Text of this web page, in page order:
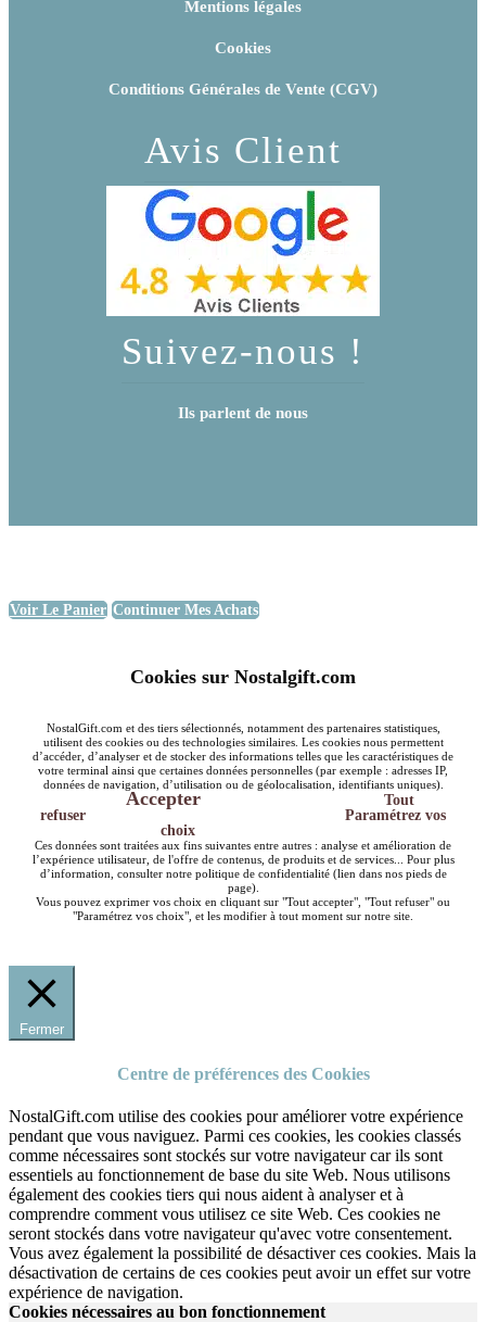
Mentions légales
Cookies
Conditions Générales de Vente (CGV)
Avis Client
Suivez-nous !
Ils parlent de nous
Voir Le Panier Continuer Mes Achats
Cookies sur Nostalgift.com
NostalGift.com et des tiers sélectionnés, notamment des partenaires statistiques,
utilisent des cookies ou des technologies similaires. Les cookies nous permettent
d’accéder, d’analyser et de stocker des informations telles que les caractéristiques de
votre terminal ainsi que certaines données personnelles (par exemple : adresses IP,
données de navigation, d’utilisation ou de géolocalisation, identifiants uniques).
Accepter
Tout
refuser
Paramétrez vos
choix
Ces données sont traitées aux fins suivantes entre autres : analyse et amélioration de
l’expérience utilisateur, de l'offre de contenus, de produits et de services... Pour plus
d’information, consulter notre politique de confidentialité (lien dans nos pieds de
page).
Vous pouvez exprimer vos choix en cliquant sur "Tout accepter", "Tout refuser" ou
"Paramétrez vos choix", et les modifier à tout moment sur notre site.
Fermer
Centre de préférences des Cookies
NostalGift.com utilise des cookies pour améliorer votre expérience
pendant que vous naviguez. Parmi ces cookies, les cookies classés
comme nécessaires sont stockés sur votre navigateur car ils sont
essentiels au fonctionnement de base du site Web. Nous utilisons
également des cookies tiers qui nous aident à analyser et à
comprendre comment vous utilisez ce site Web. Ces cookies ne
seront stockés dans votre navigateur qu'avec votre consentement.
Vous avez également la possibilité de désactiver ces cookies. Mais la
désactivation de certains de ces cookies peut avoir un effet sur votre
expérience de navigation.
Cookies nécessaires au bon fonctionnement